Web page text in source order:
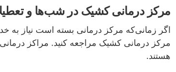
مرکز درمانی کشیک در شب‌ها و
اگر زمانی‌که مرکز درمانی بسته است نیاز به
مرکز درمانی کشیک مراجعه کنید. مراکز
هستند.